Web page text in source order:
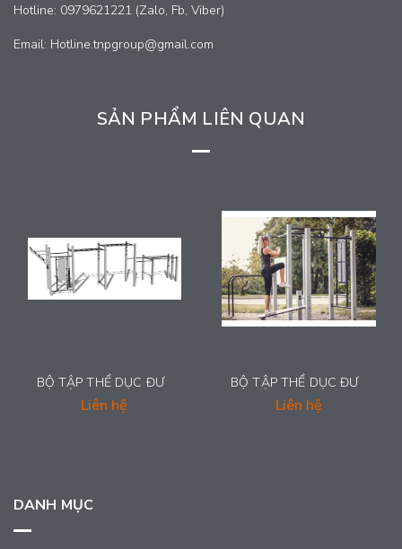
Hotline: 0979621221 (Zalo, Fb, Viber)
Email: Hotline.tnpgroup@gmail.com
SẢN PHẨM LIÊN QUAN
BỘ TẬP THỂ DỤC ĐƯỜNG PHỐ - GS002
Liên hệ
BỘ TẬP THỂ DỤC ĐƯỜNG PHỐ - GS001
Liên hệ
DANH MỤC